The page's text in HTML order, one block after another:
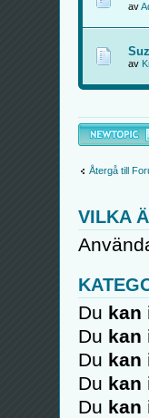
av
av
Skapa en ny
Återgå till
VILKA
Du kan
Du kan
Du kan
Du kan
Du kan